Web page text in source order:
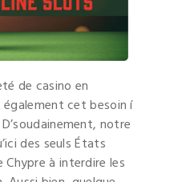
de casino en
cet besoin í
notre
des seuls États
à interdire les